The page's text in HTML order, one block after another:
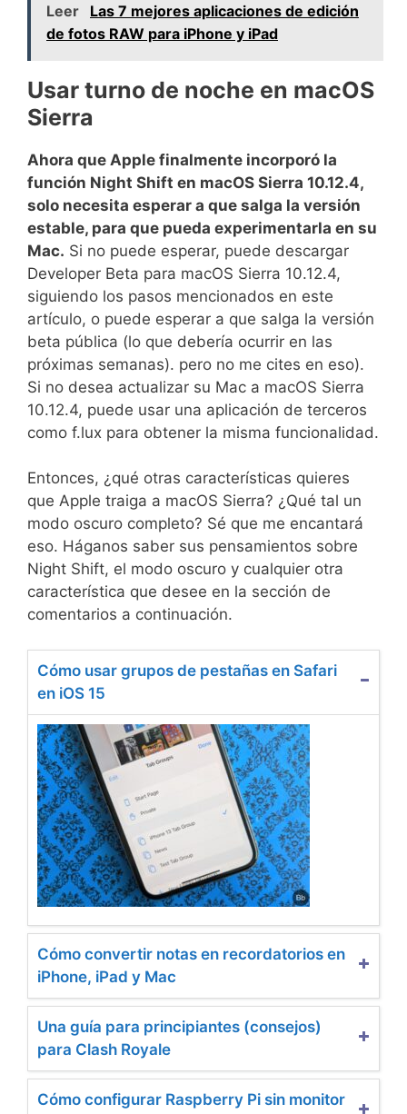
Leer
Las 7 mejores aplicaciones de edición
de fotos RAW para iPhone y iPad
Usar turno de noche en macOS
Sierra
Ahora que Apple finalmente incorporó la
función Night Shift en macOS Sierra 10.12.4,
solo necesita esperar a que salga la versión
estable, para que pueda experimentarla en su
Mac. Si no puede esperar, puede descargar
Developer Beta para macOS Sierra 10.12.4,
siguiendo los pasos mencionados en este
artículo, o puede esperar a que salga la versión
beta pública (lo que debería ocurrir en las
próximas semanas). pero no me cites en eso).
Si no desea actualizar su Mac a macOS Sierra
10.12.4, puede usar una aplicación de terceros
como f.lux para obtener la misma funcionalidad.
Entonces, ¿qué otras características quieres
que Apple traiga a macOS Sierra? ¿Qué tal un
modo oscuro completo? Sé que me encantará
eso. Háganos saber sus pensamientos sobre
Night Shift, el modo oscuro y cualquier otra
característica que desee en la sección de
comentarios a continuación.
Cómo usar grupos de pestañas en Safari
en iOS 15
Cómo convertir notas en recordatorios en
iPhone, iPad y Mac
Una guía para principiantes (consejos)
para Clash Royale
Cómo configurar Raspberry Pi sin monitor